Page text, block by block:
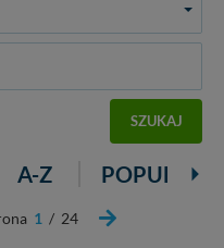
SZUKAJ
A-Z
1 / 24